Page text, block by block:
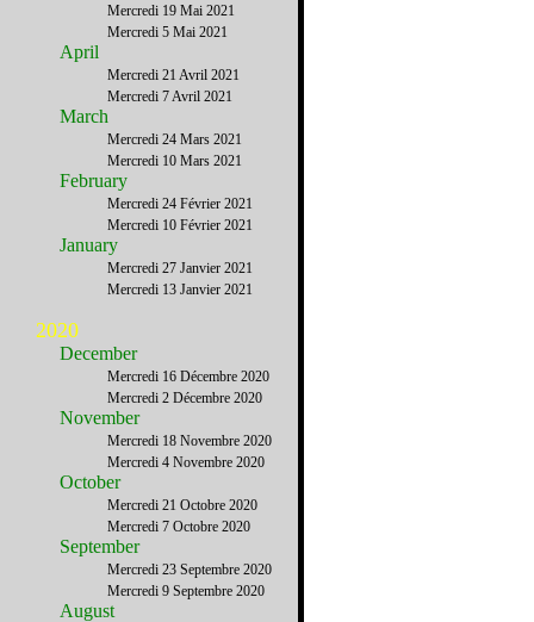
Mercredi 19 Mai 2021
Mercredi 5 Mai 2021
April
Mercredi 21 Avril 2021
Mercredi 7 Avril 2021
March
Mercredi 24 Mars 2021
Mercredi 10 Mars 2021
February
Mercredi 24 Février 2021
Mercredi 10 Février 2021
January
Mercredi 27 Janvier 2021
Mercredi 13 Janvier 2021
2020
December
Mercredi 16 Décembre 2020
Mercredi 2 Décembre 2020
November
Mercredi 18 Novembre 2020
Mercredi 4 Novembre 2020
October
Mercredi 21 Octobre 2020
Mercredi 7 Octobre 2020
September
Mercredi 23 Septembre 2020
Mercredi 9 Septembre 2020
August